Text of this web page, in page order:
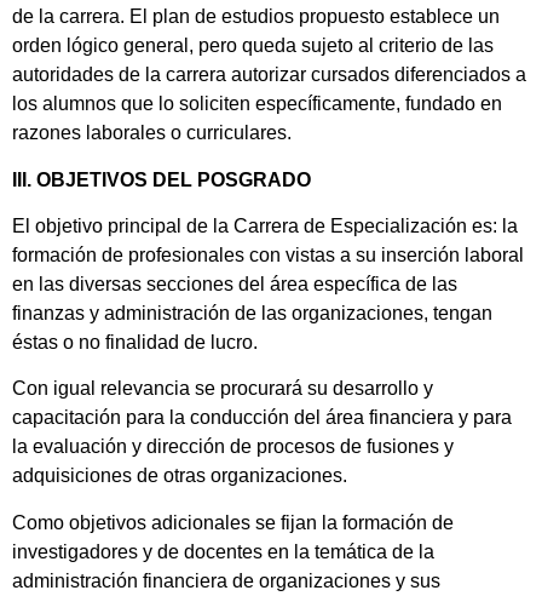
de la carrera. El plan de estudios propuesto establece un
orden lógico general, pero queda sujeto al criterio de las
autoridades de la carrera autorizar cursados diferenciados a
los alumnos que lo soliciten específicamente, fundado en
razones laborales o curriculares.
III. OBJETIVOS DEL POSGRADO
El objetivo principal de la Carrera de Especialización es: la
formación de profesionales con vistas a su inserción laboral
en las diversas secciones del área específica de las
finanzas y administración de las organizaciones, tengan
éstas o no finalidad de lucro.
Con igual relevancia se procurará su desarrollo y
capacitación para la conducción del área financiera y para
la evaluación y dirección de procesos de fusiones y
adquisiciones de otras organizaciones.
Como objetivos adicionales se fijan la formación de
investigadores y de docentes en la temática de la
administración financiera de organizaciones y sus